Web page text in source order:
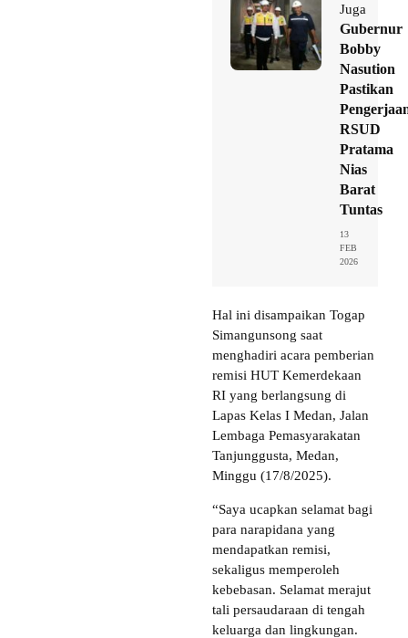
Juga
Gubernur
Bobby
Nasution
Pastikan
RSUD
Pratama
Nias
Barat
Tuntas
13
FEB
2026
Hal ini disampaikan Togap
Simangunsong saat
menghadiri acara pemberian
remisi HUT Kemerdekaan
RI yang berlangsung di
Lapas Kelas I Medan, Jalan
Lembaga Pemasyarakatan
Tanjunggusta, Medan,
Minggu (17/8/2025).
“Saya ucapkan selamat bagi
para narapidana yang
mendapatkan remisi,
sekaligus memperoleh
kebebasan. Selamat merajut
tali persaudaraan di tengah
keluarga dan lingkungan.